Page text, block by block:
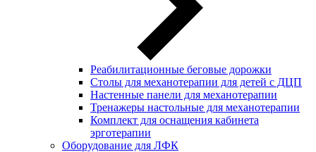
Реабилитационные беговые дорожки
Столы для механотерапии для детей с ДЦП
Настенные панели для механотерапии
Тренажеры настольные для механотерапии
Комплект для оснащения кабинета
эрготерапии
Оборудование для ЛФК